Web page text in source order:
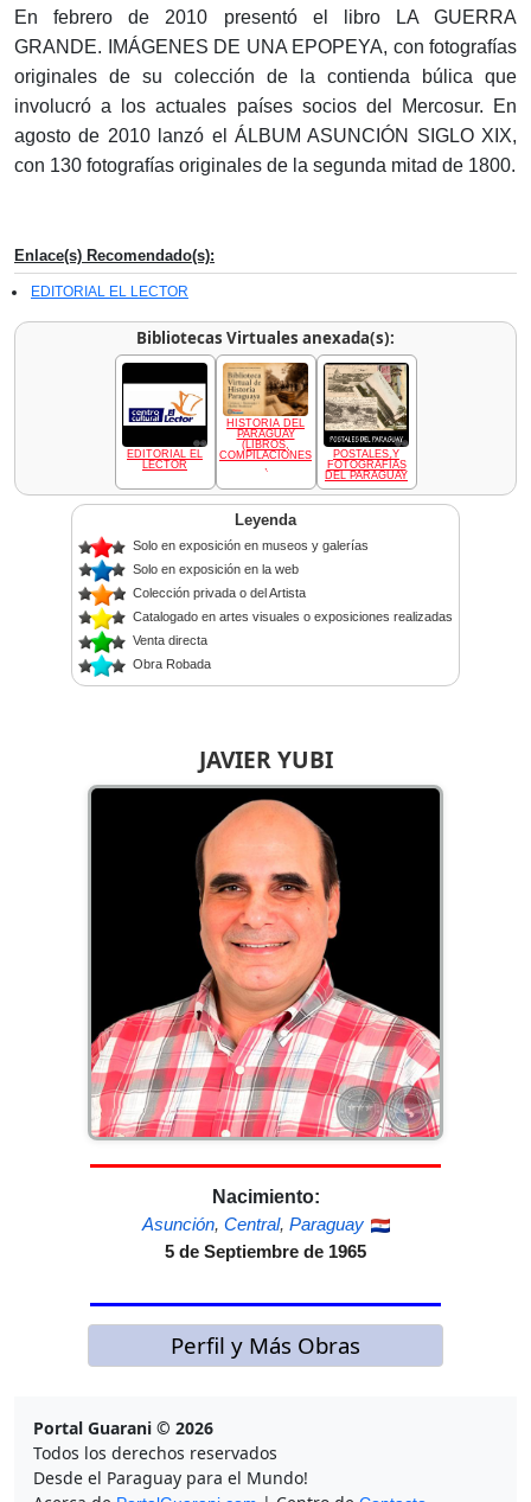
JAVIER YUBI
Nacimiento:
Asunción, Central, Paraguay
5 de Septiembre de 1965
Perfil y Más Obras
En febrero de 2010 presentó el libro LA GUERRA
GRANDE. IMÁGENES DE UNA EPOPEYA, con fotografías
originales de su colección de la contienda búlica que
involucró a los actuales países socios del Mercosur. En
agosto de 2010 lanzó el ÁLBUM ASUNCIÓN SIGLO XIX,
con 130 fotografías originales de la segunda mitad de 1800.
Enlace(s) Recomendado(s):
EDITORIAL EL LECTOR
Bibliotecas Virtuales anexada(s):
EDITORIAL EL
LECTOR
HISTORIA DEL
PARAGUAY
(LIBROS,
COMPILACIONES
POSTALES Y
FOTOGRAFÍAS
DEL PARAGUAY
Leyenda
Solo en exposición en museos y galerías
Solo en exposición en la web
Colección privada o del Artista
Catalogado en artes visuales o exposiciones realizadas
Venta directa
Obra Robada
Portal Guarani © 2026
Todos los derechos reservados
Desde el Paraguay para el Mundo!